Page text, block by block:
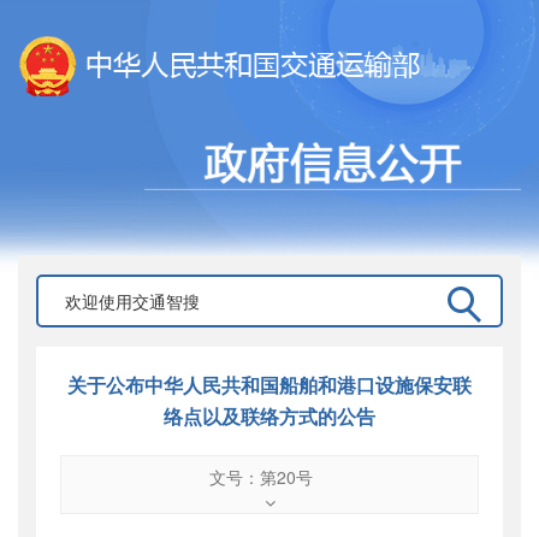
关于公布中华人民共和国船舶和港口设施保安联
络点以及联络方式的公告
文号：第20号